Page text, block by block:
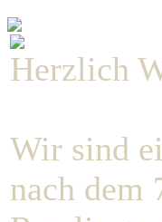
Herzlich
Wir sind
nach dem